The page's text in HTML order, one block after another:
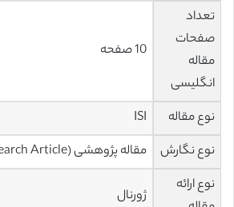
تعداد
صفحات
مقاله
انگلیسی
10 صفحه
نوع مقاله
ISI
نوع نگارش
مقاله پژوهشی (Research Article)
نوع ارائه
ژورنال